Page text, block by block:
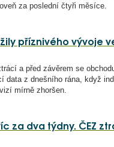
za poslední čtyři měsíce.
příznivého vývoje
a před závěrem se
data z dnešního rána, když
mírně zhoršen.
za dva týdny. ČEZ